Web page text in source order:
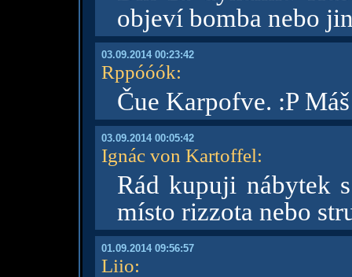
objeví bomba nebo
03.09.2014 00:23:42
Rppóóók:
Čue Karpofve. :P
03.09.2014 00:05:42
Ignác von Kartoffel:
Rád kupuji nábytek
místo rizzota nebo
01.09.2014 09:56:57
Liio: